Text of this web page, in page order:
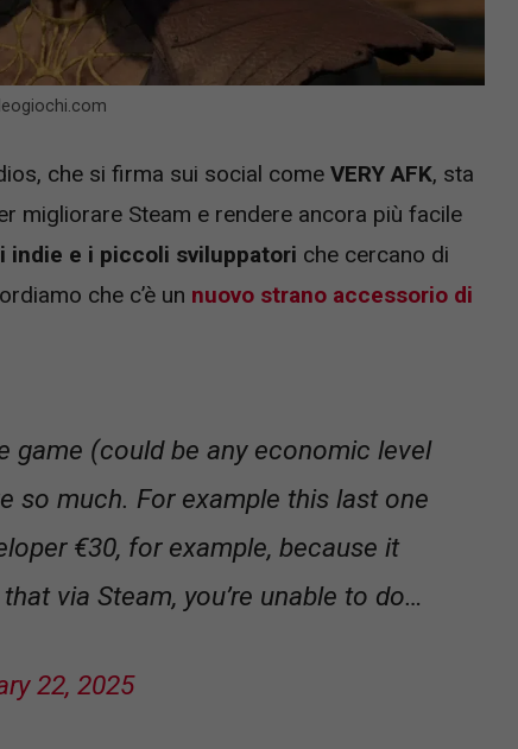
che si firma sui social come VERY AFK, sta
migliorare Steam e rendere ancora più facile
indie e i piccoli sviluppatori che cercano di
che c’è un nuovo strano accessorio di
game (could be any economic level
so much. For example this last one
€30, for example, because it
via Steam, you’re unable to do…
22, 2025